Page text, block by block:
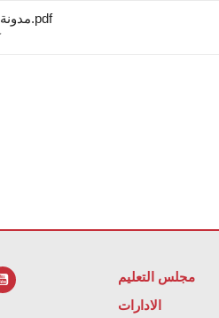
Utica مدونة قواعد السلوك لمقاطعة مدارس المدينة 2026-2027.pdf
مجلس التعليم
الادارات